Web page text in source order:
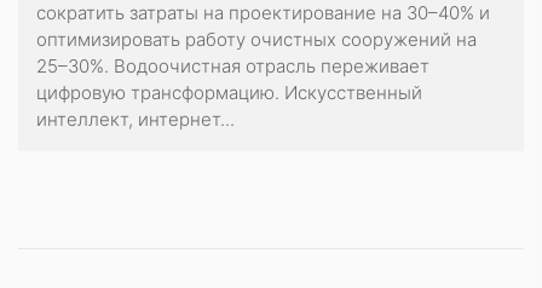
сократить затраты на проектирование на 30–40% и
оптимизировать работу очистных сооружений на
25–30%. Водоочистная отрасль переживает
цифровую трансформацию. Искусственный
интеллект, интернет...